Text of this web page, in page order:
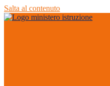
Salta al contenuto